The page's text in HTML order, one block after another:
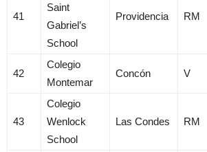
41
Saint
Gabriel’s
School
Providencia RM
42
Colegio
Montemar
Concón V
43
Colegio
Wenlock
School
Las Condes RM